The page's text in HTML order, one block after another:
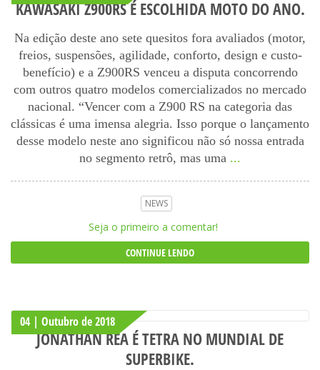
KAWASAKI Z900RS É ESCOLHIDA MOTO DO ANO.
Na edição deste ano sete quesitos fora avaliados (motor,
freios, suspensões, agilidade, conforto, design e custo-
benefício) e a Z900RS venceu a disputa concorrendo
com outros quatro modelos comercializados no mercado
nacional. “Vencer com a Z900 RS na categoria das
clássicas é uma imensa alegria. Isso porque o lançamento
desse modelo neste ano significou não só nossa entrada
no segmento retrô, mas uma ...
NEWS
Seja o primeiro a comentar!
CONTINUE LENDO
04 | Outubrode2018
JONATHAN REA É TETRA NO MUNDIAL DE
SUPERBIKE.